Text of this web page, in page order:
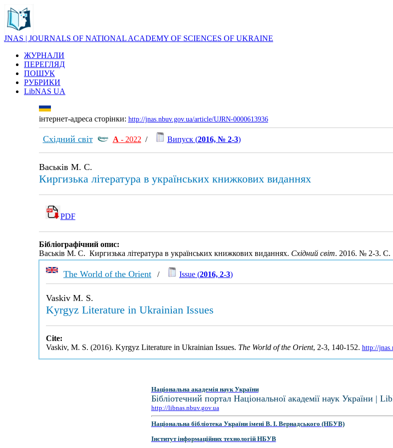
JNAS | JOURNALS OF NATIONAL ACADEMY OF SCIENCES OF UKRAINE
ЖУРНАЛИ
ПЕРЕГЛЯД
ПОШУК
РУБРИКИ
LibNAS UA
інтернет-адреса сторінки: http://jnas.nbuv.gov.ua/article/UJRN-0000613936
Східний світ А - 2022 / Випуск (2016, № 2-3)
Васьків М. С.
Киргизька література в українських книжкових виданнях
PDF
Бібліографічний опис:
Васьків М. С. Киргизька література в українських книжкових виданнях. Східний світ. 2016. № 2-3. С.
The World of the Orient/ Issue (2016, 2-3)
Vaskiv M. S.
Kyrgyz Literature in Ukrainian Issues
Cite:
Vaskiv, M. S. (2016). Kyrgyz Literature in Ukrainian Issues. The World of the Orient, 2-3, 140-152. http://
Національна академія наук України
Бібліотечний портал Національної академії наук України |
http://libnas.nbuv.gov.ua
Національна бібліотека України імені В. І. Вернадського (НБУВ)
Інститут інформаційних технологій НБУВ